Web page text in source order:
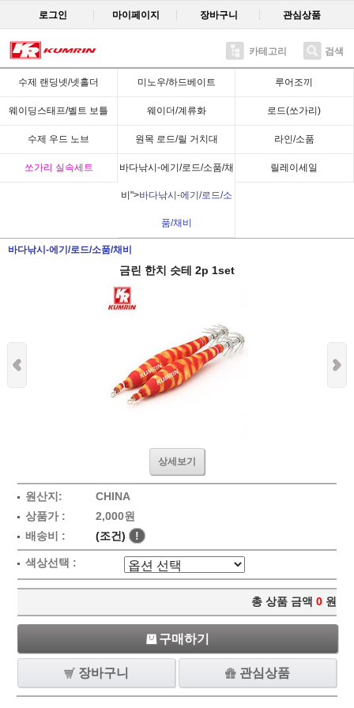
로그인 마이페이지 장바구니 관심상품
카테고리 검색
수제 랜딩넷/넷홀더 미노우/하드베이트 루어조끼
웨이딩스태프/벨트 보틀 웨이더/계류화 로드(쏘가리)
수제 우드 노브 원목 로드/릴 거치대 라인/소품
쏘가리 실속세트 바다낚시-에기/로드/소품/채
비">바다낚시-에기/로드/소
품/채비
릴레이세일
바다낚시-에기/로드/소품/채비
Recent
금린 한치 슷테 2p 1set
상세보기
원산지:
CHINA
상품가 :
2,000원
배송비 :
(조건) !
색상선택 :
총 상품 금액 0 원
구매하기
장바구니 관심상품